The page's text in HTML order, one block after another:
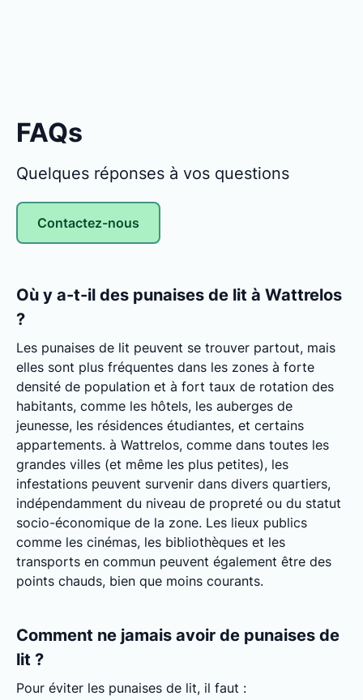
FAQs
Quelques réponses à vos questions
Contactez-nous
Où y a-t-il des punaises de lit à Wattrelos
?
Les punaises de lit peuvent se trouver partout, mais
elles sont plus fréquentes dans les zones à forte
densité de population et à fort taux de rotation des
habitants, comme les hôtels, les auberges de
jeunesse, les résidences étudiantes, et certains
appartements. à Wattrelos, comme dans toutes les
grandes villes (et même les plus petites), les
infestations peuvent survenir dans divers quartiers,
indépendamment du niveau de propreté ou du statut
socio-économique de la zone. Les lieux publics
comme les cinémas, les bibliothèques et les
transports en commun peuvent également être des
points chauds, bien que moins courants.
Comment ne jamais avoir de punaises de
lit ?
Pour éviter les punaises de lit, il faut :